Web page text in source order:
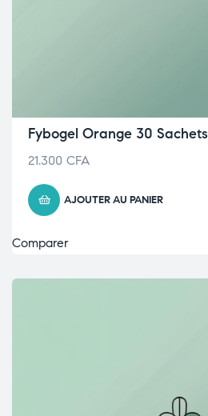
Fybogel Orange 30 Sachets
21.300 CFA
AJOUTER AU PANIER
Comparer